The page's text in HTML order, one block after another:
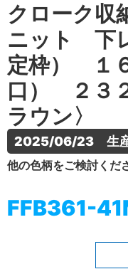
クローク
ニット 下
定枠） １
口） ２３
ラウン〉
2025/06/23　生
他の色柄をご検討くだ
FFB361-